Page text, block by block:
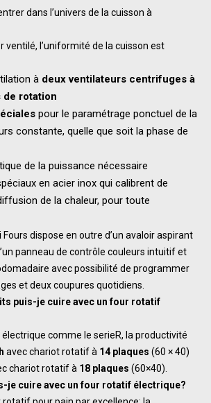
dans l’univers de la cuisson à
ventilé, l’uniformité de la cuisson est
à deux ventilateurs centrifuges à
de rotation
pour le paramétrage ponctuel de la
constante, quelle que soit la phase de
de la puissance nécessaire
en acier inox qui calibrent de
de la chaleur, pour toute
Fours dispose en outre d’un avaloir aspirant
panneau de contrôle couleurs intuitif et
avec possibilité de programmer
et deux coupures quotidiens.
puis-je cuire avec un four rotatif
comme le serieR, la productivité
avec chariot rotatif à 14 plaques (60 × 40)
chariot rotatif à 18 plaques (60×40).
je cuire avec un four rotatif électrique?